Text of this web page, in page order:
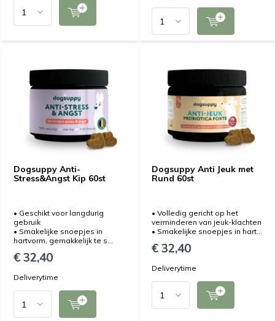
Dogsuppy Anti-
Stress&Angst Kip 60st
• Geschikt voor langdurig
gebruik
• Smakelijke snoepjes in
hartvorm, gemakkelijk te s...
€ 32,40
Deliverytime
Dogsuppy Anti Jeuk met
Rund 60st
• Volledig gericht op het
verminderen van jeuk-klachten
• Smakelijke snoepjes in hart...
€ 32,40
Deliverytime